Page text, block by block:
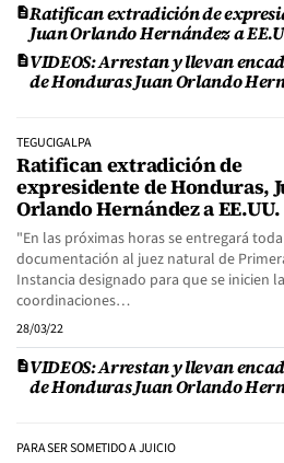
Ratifican extradición de
Juan Orlando Hernández a
VIDEOS: Arrestan y llevan
de Honduras Juan Orlando
TEGUCIGALPA
Ratifican extradición de
expresidente de Honduras,
Orlando Hernández a EE.UU.
"En las próximas horas se entregará
documentación al juez natural de
Instancia designado para que se inicien
coordinaciones…
28/03/22
VIDEOS: Arrestan y llevan
de Honduras Juan Orlando
PARA SER SOMETIDO A JUICIO